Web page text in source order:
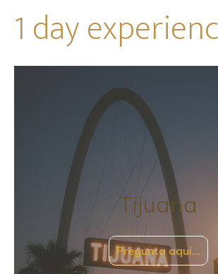
1 day
Tijuana
Pregunta aquí…